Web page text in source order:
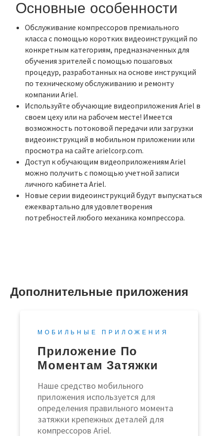
Основные особенности
Обслуживание компрессоров премиального
класса с помощью коротких видеоинструкций по
конкретным категориям, предназначенных для
обучения зрителей с помощью пошаговых
процедур, разработанных на основе инструкций
по техническому обслуживанию и ремонту
компании Ariel.
Используйте обучающие видеоприложения Ariel в
своем цеху или на рабочем месте! Имеется
возможность потоковой передачи или загрузки
видеоинструкций в мобильном приложении или
просмотра на сайте arielcorp.com.
Доступ к обучающим видеоприложениям Ariel
можно получить с помощью учетной записи
личного кабинета Ariel.
Новые серии видеоинструкций будут выпускаться
ежеквартально для удовлетворения
потребностей любого механика компрессора.
Дополнительные приложения
Приложение По
Моментам Затяжки
МОБИЛЬНЫЕ ПРИЛОЖЕНИЯ
Наше средство мобильного
приложения используется для
определения правильного момента
затяжки крепежных деталей для
компрессоров Ariel.